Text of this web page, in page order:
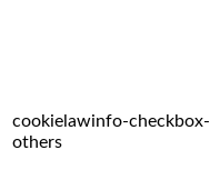
cookielawinfo-checkbox-
others